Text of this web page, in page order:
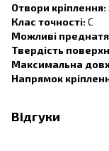
Отвори кріплення:
Клас точності:C
Можливі
Твердість
Максимальна
Напрямок
Відгуки